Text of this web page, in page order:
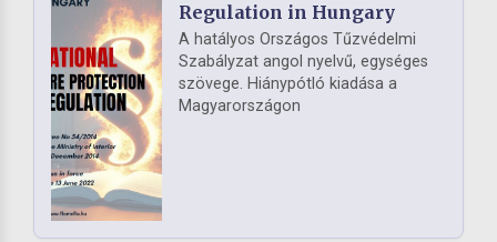
Regulation in Hungary
A hatályos Országos Tűzvédelmi
Szabályzat angol nyelvű, egységes
szövege. Hiánypótló kiadása a
Magyarországon